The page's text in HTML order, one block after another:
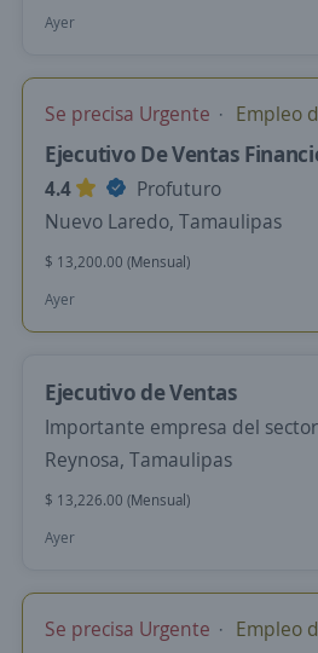
Ayer
Se precisa Urgente Empleo
Ejecutivo De Ventas
4.4
Profuturo
Nuevo Laredo, Tamaulipas
$ 13,200.00 (Mensual)
Ayer
Ejecutivo de Ventas
Importante empresa del sector
Reynosa, Tamaulipas
$ 13,226.00 (Mensual)
Ayer
Se precisa Urgente Empleo